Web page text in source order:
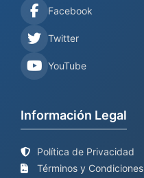
Facebook
Twitter
YouTube
Información Legal
Política de Privacidad
Términos y Condiciones